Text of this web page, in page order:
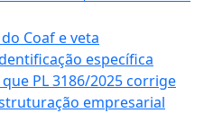
Coaf e veta
específica
PL 3186/2025 corrige
empresarial